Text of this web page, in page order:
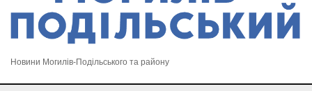
Новини Могилів-Подільського та району